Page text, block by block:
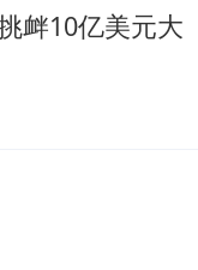
衅10亿美元大